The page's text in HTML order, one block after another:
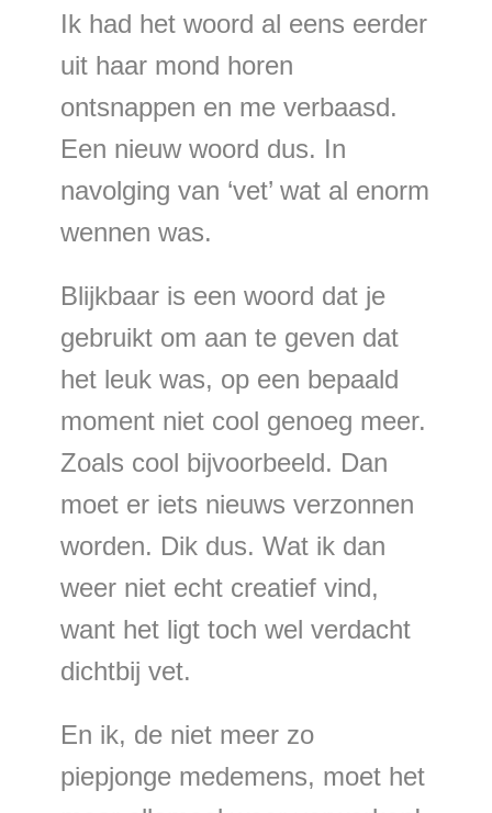
Ik had het woord al eens eerder
uit haar mond horen
ontsnappen en me verbaasd.
Een nieuw woord dus. In
navolging van ‘vet’ wat al enorm
wennen was.
Blijkbaar is een woord dat je
gebruikt om aan te geven dat
het leuk was, op een bepaald
moment niet cool genoeg meer.
Zoals cool bijvoorbeeld. Dan
moet er iets nieuws verzonnen
worden. Dik dus. Wat ik dan
weer niet echt creatief vind,
want het ligt toch wel verdacht
dichtbij vet.
En ik, de niet meer zo
piepjonge medemens, moet het